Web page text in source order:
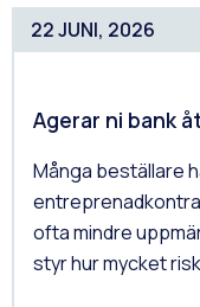
22 JUNI, 2026
Agerar ni bank
Många beställare
ofta mindre
styr hur mycket